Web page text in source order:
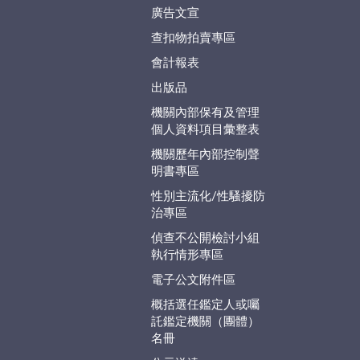
廣告文宣
查扣物拍賣專區
會計報表
出版品
機關內部保有及管理
個人資料項目彙整表
機關歷年內部控制聲
明書專區
性別主流化/性騷擾防
治專區
偵查不公開檢討小組
執行情形專區
電子公文附件區
概括選任鑑定人或囑
託鑑定機關（團體）
名冊